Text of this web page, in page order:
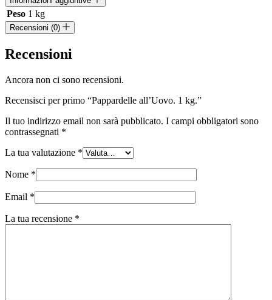
Peso 1 kg
Recensioni (0)
Recensioni
Ancora non ci sono recensioni.
Recensisci per primo “Pappardelle all’Uovo. 1 kg.”
Il tuo indirizzo email non sarà pubblicato. I campi obbligatori sono
contrassegnati *
La tua valutazione *
Nome *
Email *
La tua recensione *